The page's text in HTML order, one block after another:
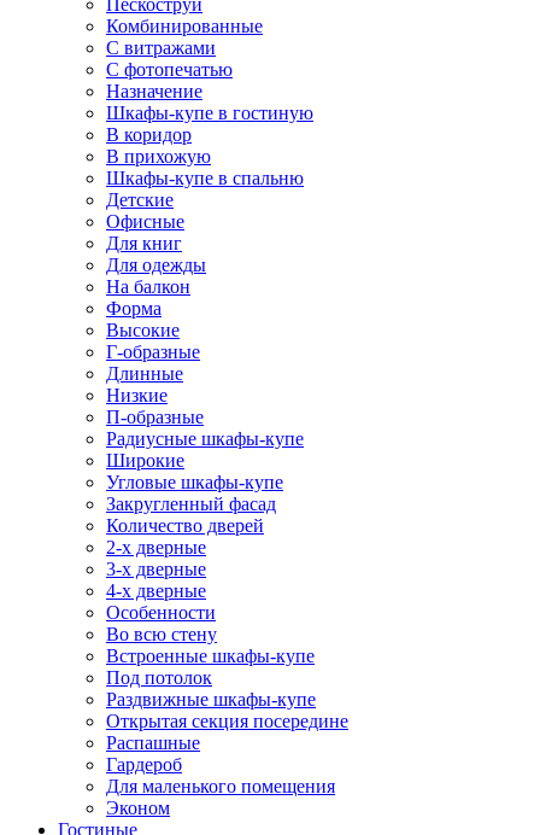
Пескоструй
Комбинированные
С витражами
С фотопечатью
Назначение
Шкафы-купе в гостиную
В коридор
В прихожую
Шкафы-купе в спальню
Детские
Офисные
Для книг
Для одежды
На балкон
Форма
Высокие
Г-образные
Длинные
Низкие
П-образные
Радиусные шкафы-купе
Широкие
Угловые шкафы-купе
Закругленный фасад
Количество дверей
2-х дверные
3-х дверные
4-х дверные
Особенности
Во всю стену
Встроенные шкафы-купе
Под потолок
Раздвижные шкафы-купе
Открытая секция посередине
Распашные
Гардероб
Для маленького помещения
Эконом
Гостиные